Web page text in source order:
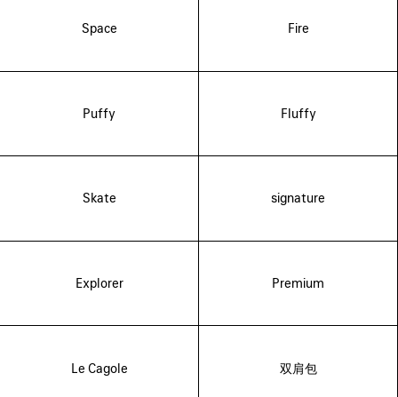
Space Fire
Puffy Fluffy
Skate signature
Explorer Premium
Le Cagole 双肩包